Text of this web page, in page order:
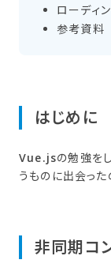
ローディ
参考資料
はじめに
Vue.jsの勉強を
うものに出会った
非同期コ